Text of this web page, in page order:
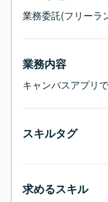
業務委託(フリーラ
業務内容
キャンバスアプリ
スキルタグ
求めるスキル